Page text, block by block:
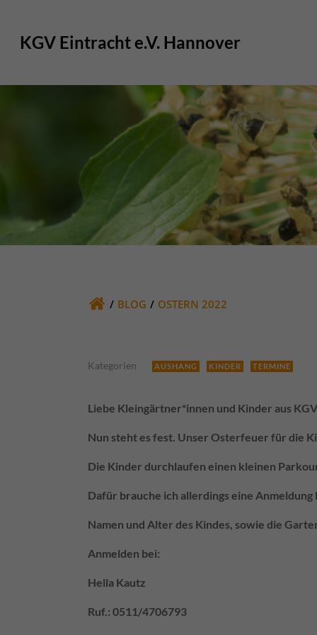
springenKGV Eintracht e.V. Hannover
BLOG OSTERN 2022
Kategorien AUSHANG KINDER TERMINE
Liebe Kleingärtner*innen und Kinder aus
Nun steht es fest. Unser Osterfeuer für die
Die Kinder durchlaufen einen kleinen
Dafür brauche ich allerdings eine Anmeldung
Namen und Alter des Kindes, sowie die
Anmelden bei:
Hella Kautz
Ruf.: 0511/4706793